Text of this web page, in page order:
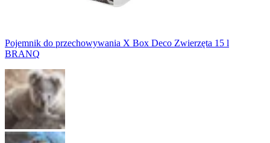
Pojemnik do przechowywania X Box Deco Zwierzęta 15 l
BRANQ